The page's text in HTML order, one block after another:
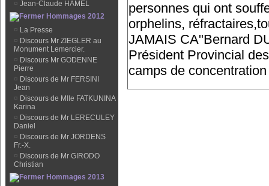
¤ Jean-Claude HAMEL
Hommages 2012
¤ La Presse
¤ Discours Mr ZIEGLER au
Monument Lemercier.
¤ Discours Mr GODENNE
Pierre
¤ Discours de Mr FERSINI
Jean
¤ Discours de Mlle FATKUNINA
Karina
¤ Discours de Mr LERECULEY
Daniel
¤ Discours de Mr JORDENS
Fr.-X.
¤ Discours de Mr GIRODO
Christian
Hommages 2013
personnes qui ont
orphelins,
JAMAIS CA"Bernard
Président Provincial
camps de